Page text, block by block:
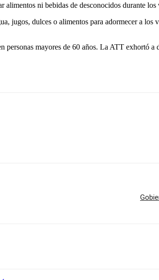
ni bebidas de desconocidos durante
jugos, dulces o alimentos para adormecer a
mayores de 60 años. La ATT exhortó a